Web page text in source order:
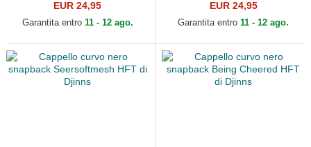
EUR 24,95
Garantita entro 11 - 12 ago.
EUR 24,95
Garantita entro 11 - 12 ago.